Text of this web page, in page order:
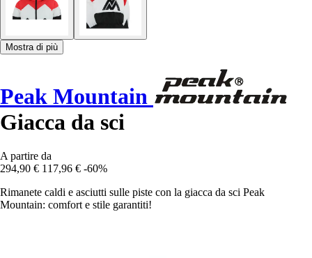
Mostra di più
Peak Mountain
Giacca da sci
A partire da
294,90 € 117,96 € -60%
Rimanete caldi e asciutti sulle piste con la giacca da sci Peak
Mountain: comfort e stile garantiti!